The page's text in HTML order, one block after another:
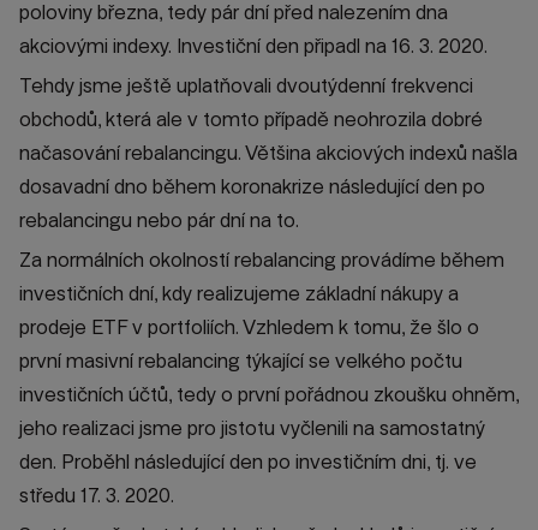
poloviny března, tedy pár dní před nalezením dna
akciovými indexy. Investiční den připadl na 16. 3. 2020.
Tehdy jsme ještě uplatňovali dvoutýdenní frekvenci
obchodů, která ale v tomto případě neohrozila dobré
načasování rebalancingu. Většina akciových indexů našla
dosavadní dno během koronakrize následující den po
rebalancingu nebo pár dní na to.
Za normálních okolností rebalancing provádíme během
investičních dní, kdy realizujeme základní nákupy a
prodeje ETF v portfoliích. Vzhledem k tomu, že šlo o
první masivní rebalancing týkající se velkého počtu
investičních účtů, tedy o první pořádnou zkoušku ohněm,
jeho realizaci jsme pro jistotu vyčlenili na samostatný
den. Proběhl následující den po investičním dni, tj. ve
středu 17. 3. 2020.